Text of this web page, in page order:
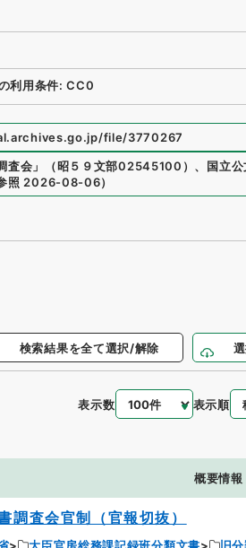
利用条件: CC0
file/3770267
査会 」 （昭５９文部02545100 ） 、 国立公
照 2026-08-06）
検索結果を全て選択/解除
表示数 表示順
概要情報
調査会官制（官報切抜）
大臣官房総務課記録班分類文書
旧